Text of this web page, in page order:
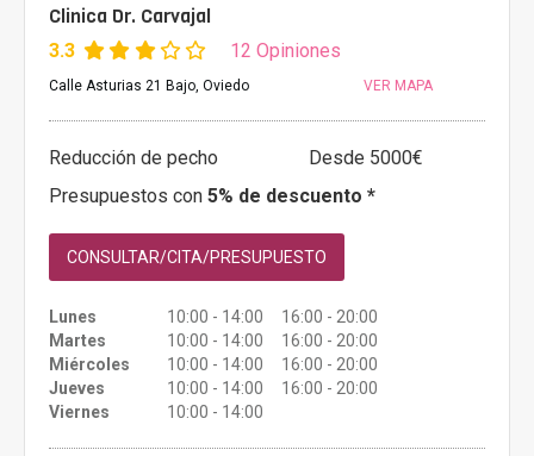
Clinica Dr. Carvajal
3.3 12 Opiniones
Calle Asturias 21 Bajo, Oviedo VER MAPA
Reducción de pecho
Desde 5000€
Presupuestos con 5% de descuento *
CONSULTAR/CITA/PRESUPUESTO
Lunes
10:00 - 14:00 16:00 - 20:00
Martes
10:00 - 14:00 16:00 - 20:00
Miércoles
10:00 - 14:00 16:00 - 20:00
Jueves
10:00 - 14:00 16:00 - 20:00
Viernes
10:00 - 14:00